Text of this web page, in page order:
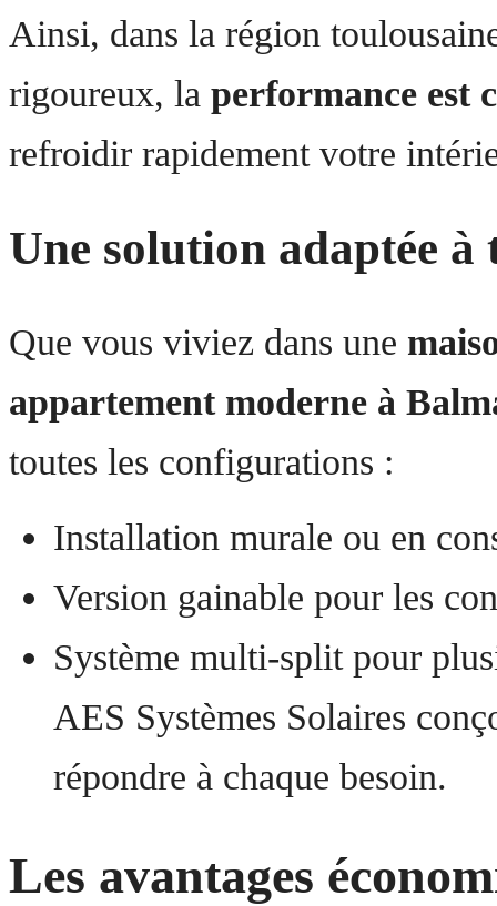
Ainsi, dans la région
rigoureux, la performance est
refroidir rapidement votre
Une solution adaptée
Que vous viviez dans une
appartement moderne à
toutes les configurations :
Installation murale ou en
Version gainable pour les
Système multi-split pour
AES Systèmes Solaires
répondre à chaque besoin.
Les avantages